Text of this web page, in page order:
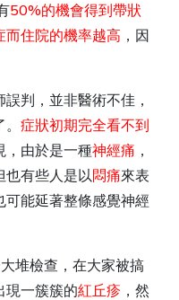
50%的機會得到帶狀
而住院的機率越高 ，因
判，並非醫術不佳，
。症狀初期完全看不到
，由於是一種神經痛 ，
也有些人是以悶痛來表
能延著整條感覺神經
堆檢查，在大家被搞
現一簇簇的紅丘疹 ，然